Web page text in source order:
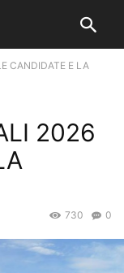
CANDIDATE E LA
2026
0
730